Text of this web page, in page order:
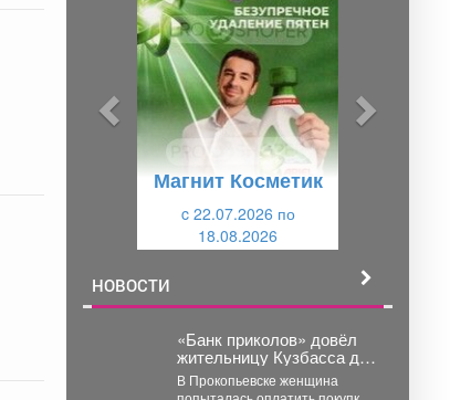
Магнит Косметик
c 22.07.2026 по
18.08.2026
НОВОСТИ
«Банк приколов» довёл
жительницу Кузбасса до
уголовного дела
В Прокопьевске женщина